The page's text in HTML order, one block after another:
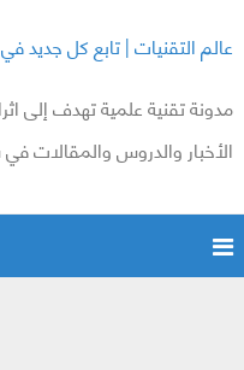
عالم التقنيات | تابع كل جديد
مدونة تقنية علمية تهدف إلى
الأخبار والدروس والمقالات